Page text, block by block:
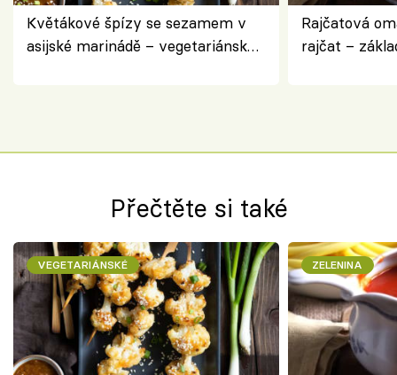
Květákové špízy se sezamem v
asijské marinádě – vegetariánská
Rajčatová
rajčat –
Přečtěte si také
VEGETARIÁNSKÉ ZELENINA